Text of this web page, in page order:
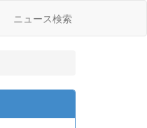
ニュース検索